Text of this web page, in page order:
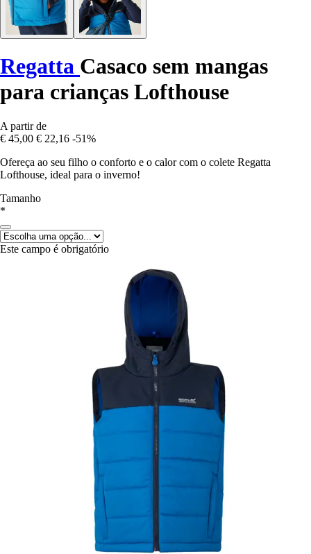
Regatta Casaco sem mangas
para crianças Lofthouse
A partir de
€ 45,00 € 22,16 -51%
Ofereça ao seu filho o conforto e o calor com o colete Regatta
Lofthouse, ideal para o inverno!
Tamanho
*
Este campo é obrigatório